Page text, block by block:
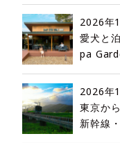
2026年
愛犬と
pa
2026年
東京か
新幹線